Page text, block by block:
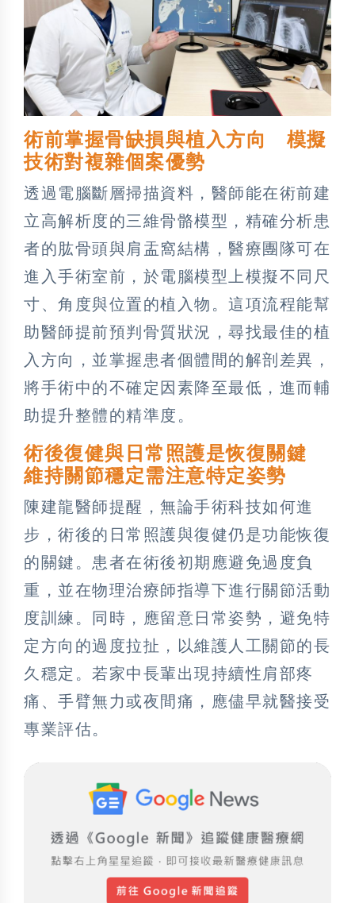
術前掌握骨缺損與植入方向 模擬
技術對複雜個案優勢
透過電腦斷層掃描資料，醫師能在術前建
立高解析度的三維骨骼模型，精確分析患
者的肱骨頭與肩盂窩結構，醫療團隊可在
進入手術室前，於電腦模型上模擬不同尺
寸、角度與位置的植入物。這項流程能幫
助醫師提前預判骨質狀況，尋找最佳的植
入方向，並掌握患者個體間的解剖差異，
將手術中的不確定因素降至最低，進而輔
助提升整體的精準度。
術後復健與日常照護是恢復關鍵
維持關節穩定需注意特定姿勢
陳建龍醫師提醒，無論手術科技如何進
步，術後的日常照護與復健仍是功能恢復
的關鍵。患者在術後初期應避免過度負
重，並在物理治療師指導下進行關節活動
度訓練。同時，應留意日常姿勢，避免特
定方向的過度拉扯，以維護人工關節的長
久穩定。若家中長輩出現持續性肩部疼
痛、手臂無力或夜間痛，應儘早就醫接受
專業評估。